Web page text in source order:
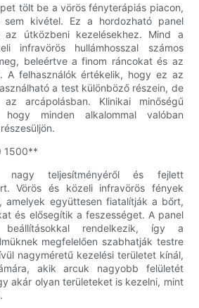
tölt be a vörös fényterápiás piacon,
kivétel. Ez a hordozható panel
az útközbeni kezelésekhez. Mind a
infravörös hullámhosszal számos
beleértve a finom ráncokat és az
A felhasználók értékelik, hogy ez az
a test különböző részein, de
az arcápolásban. Klinikai minőségű
hogy minden alkalommal valóban
1500**
teljesítményéről és fejlett
Vörös és közeli infravörös fények
amelyek együttesen fiatalítják a bőrt,
és elősegítik a feszességet. A panel
beállításokkal rendelkezik, így a
megfelelően szabhatják testre
nagyméretű kezelési területet kínál,
akik arcuk nagyobb felületét
akár olyan területeket is kezelni, mint